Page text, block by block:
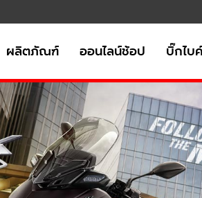
ผลิตภัณฑ์ ออนไลน์ช้อป บิ๊กไบ